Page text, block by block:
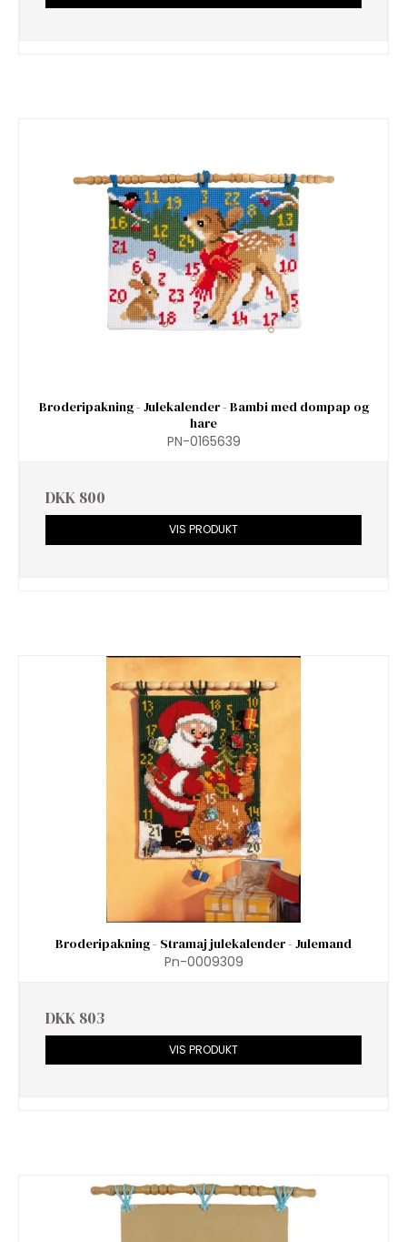
Broderipakning - Julekalender - Bambi med dompap og
hare
PN-0165639
DKK 800
VIS PRODUKT
Broderipakning - Stramaj julekalender - Julemand
Pn-0009309
DKK 803
VIS PRODUKT